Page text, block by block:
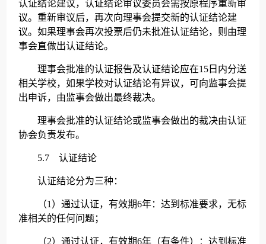
认证结论建议，认证结论审议委员会需按原程序重新审
议。重新审议后，再次向理事会提交新的认证结论建
议。如果理事会再次投票后仍未批准认证结论，则由理
事会直做出认证结论。
理事会批准的认证报告及认证结论应在15日内分送
相关学校，如果学校对认证结论有异议，可向监事会提
出申诉，由监事会做出最终裁决。
理事会批准的认证结论或监事会做出的裁决由认证
协会负责发布。
5.7 认证结论
认证结论分为三种：
（1）通过认证，有效期6年：达到标准要求，无标
准相关的任何问题；
（2）通过认证，有效期6年（有条件）：达到标准